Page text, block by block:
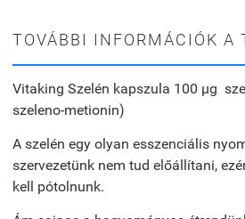
TOVÁBBI INFORMÁCIÓK A
Vitaking Szelén kapszula 100 µg
szeleno-metionin)
A szelén egy olyan esszenciális
szervezetünk nem tud előállítani,
kell pótolnunk.